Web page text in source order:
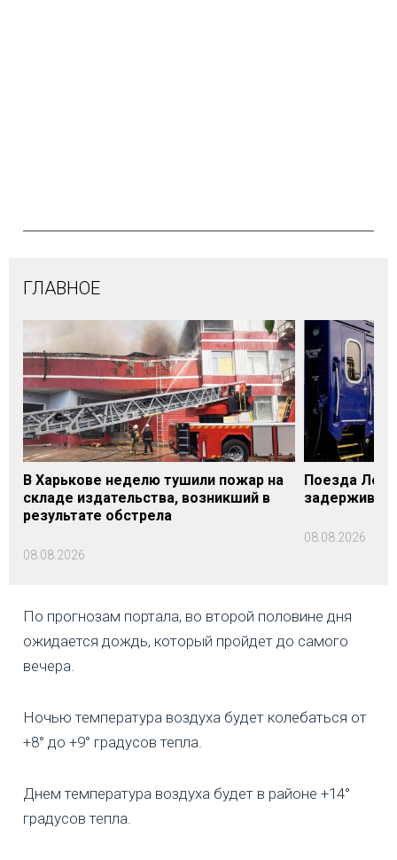
ГЛАВНОЕ
В Харькове неделю тушили пожар на
складе издательства, возникший в
результате обстрела
08.08.2026
Поезда
08.08.2026
По прогнозам портала, во второй половине дня
ожидается дождь, который пройдет до самого
вечера.
Ночью температура воздуха будет колебаться от
+8° до +9° градусов тепла.
Днем температура воздуха будет в районе +14°
градусов тепла.